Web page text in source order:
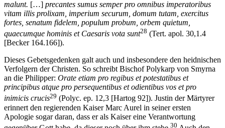
malunt. […] precantes sumus semper pro omnibus imperatoribus
vitam illis prolixam, imperium securum, domum tutam, exercitus
fortes, senatum fidelem, populum probum, orbem quietum,
quaecumque hominis et Caesaris vota sunt28 (Tert. apol. 30,1.4
[Becker 164.166]).
Dieses Gebetsgedenken galt auch und insbesondere den heidnischen
Verfolgern der Christen. So schreibt Bischof Polykarp von Smyrna
an die Philipper: Orate etiam pro regibus et potestatibus et
principibus atque pro persequentibus et odientibus vos et pro
inimicis crucis29 (Polyc. ep. 12,3 [Hartog 92]). Justin der Märtyrer
erinnert den regierenden Kaiser Marc Aurel in seiner ersten
Apologie sogar daran, dass er als Kaiser eine Verantwortung
30